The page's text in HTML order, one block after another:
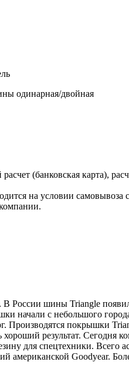
одинарная/двойная
(банковская карта),
на условии
России шины Triangle
начали с небольшого
Производятся покрышки
хороший результат. Сегодня
для спецтехники. Всего
американской Goodyear.